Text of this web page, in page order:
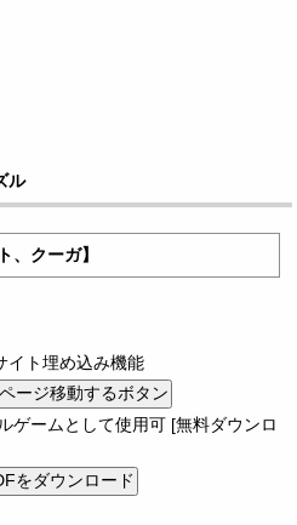
ル
、クーガ】
イト埋め込み機能
ゲームとして使用可 [無料ダウンロ